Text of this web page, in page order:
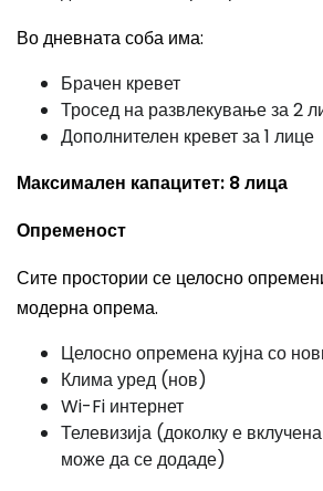
Во дневната соба има:
Брачен кревет
Тросед на развлекување за 2
Дополнителен кревет за 1 лице
Максимален капацитет: 8 лица
Опременост
Сите простории се целосно
модерна опрема.
Целосно опремена кујна со
Клима уред (нов)
Wi-Fi интернет
Телевизија (доколку е
може да се додаде)